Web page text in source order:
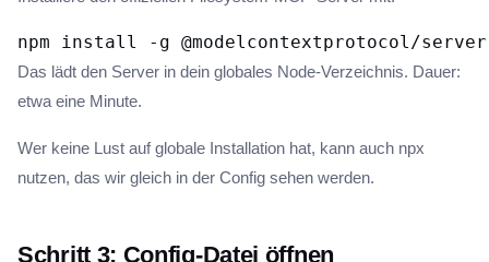
Das lädt den Server in dein globales Node-Verzeichnis. Dauer:
etwa eine Minute.
Wer keine Lust auf globale Installation hat, kann auch npx
nutzen, das wir gleich in der Config sehen werden.
Schritt 3: Config-Datei öffnen